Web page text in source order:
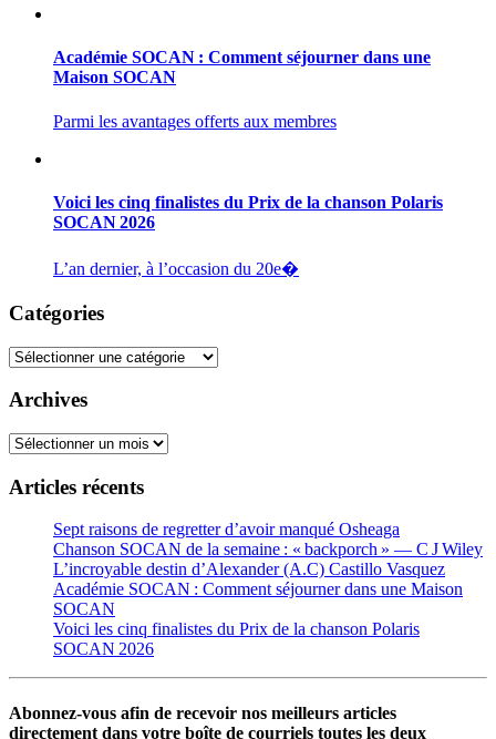
Académie SOCAN : Comment séjourner dans une
Maison SOCAN
Parmi les avantages offerts aux membres
Voici les cinq finalistes du Prix de la chanson Polaris
SOCAN 2026
L’an dernier, à l’occasion du 20e�
Catégories
Catégories
Archives
Archives
Articles récents
Sept raisons de regretter d’avoir manqué Osheaga
Chanson SOCAN de la semaine : « backporch » — C J Wiley
L’incroyable destin d’Alexander (A.C) Castillo Vasquez
Académie SOCAN : Comment séjourner dans une Maison
SOCAN
Voici les cinq finalistes du Prix de la chanson Polaris
SOCAN 2026
Abonnez-vous afin de recevoir nos meilleurs articles
directement dans votre boîte de courriels toutes les deux